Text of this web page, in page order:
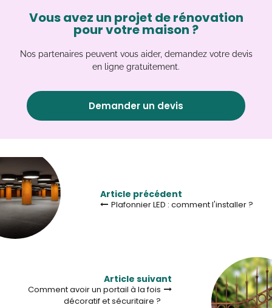
Vous avez un projet de rénovation
pour votre maison ?
Nos partenaires peuvent vous aider, demandez votre devis
en ligne gratuitement.
Demander un devis
Article précédent
Plafonnier LED : comment l'installer ?
Article suivant
Comment avoir un portail à la fois
décoratif et sécuritaire ?